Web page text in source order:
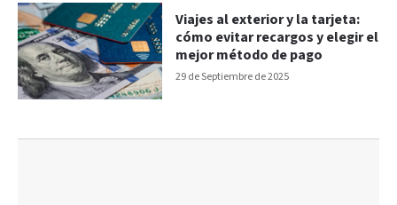
29 de Septiembre de 2025
Viajes al exterior y la tarjeta:
cómo evitar recargos y elegir el
mejor método de pago